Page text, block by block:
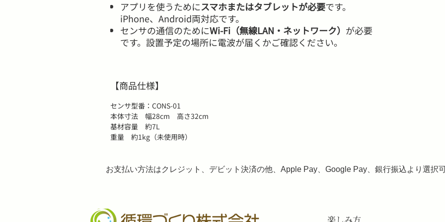
アプリを使うためにスマホまたはタブレットが必要です。
iPhone、Android両対応です。
センサの通信のためにWi-Fi（無線LAN・ネットワーク） が必要
です。設置予定の場所に電波が届くかご確認ください。
【商品仕様】
センサ型番：CONS-01
本体寸法 幅28cm 高さ32cm
基材容量 約7L
重量 約1kg（未使用時）
お支払い方法はクレジット、デビット決済の他、Apple Pay、Google Pay、銀行振込より選択可
​楽しみ方